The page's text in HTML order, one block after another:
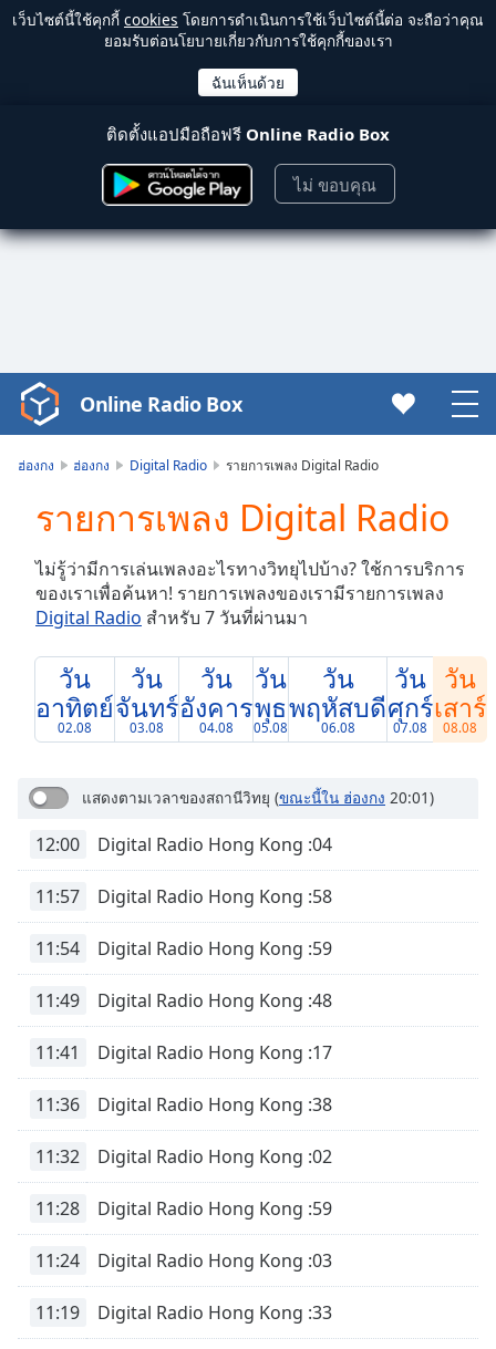
เว็บไซต์นี้ใช้คุกกี้ cookies โดยการดำเนินการใช้เว็บไซต์นี้ต่อ จะถือว่าคุณ
ยอมรับต่อนโยบายเกี่ยวกับการใช้คุกกี้ของเรา
ติดตั้งแอปมือถือฟรี Online Radio Box
ไม่ ขอบคุณ
Video
Player
Play
Video
Skip
Backward
Skip
Mute
Time0:00
Loaded:
0.00%
Stream
TypeLIVE
live,
LIVE
Remaining
Time-
Playback
Rate
Chapters
Chapters
descriptions
off,
selected
Online Radio Box
ฮ่องกง ฮ่องกง Digital Radio รายการเพลง Digital Radio
รายการเพลง Digital Radio
ไม่รู้ว่ามีการเล่นเพลงอะไรทางวิทยุไปบ้าง? ใช้การบริการ
ของเราเพื่อค้นหา! รายการเพลงของเรามีรายการเพลง
Digital Radio สำหรับ 7 วันที่ผ่านมา
วัน
อาทิตย์
02.08
วัน
จันทร์
03.08
วัน
อังคาร
04.08
วัน
พุธ
05.08
วัน
พฤหัสบดี
06.08
วัน
ศุกร์
07.08
วัน
เสาร์
08.08
แสดงตามเวลาของสถานีวิทยุ (ขณะนี้ใน ฮ่องกง 20:01)
12:00 Digital Radio Hong Kong :04
11:57 Digital Radio Hong Kong :58
11:54 Digital Radio Hong Kong :59
11:49 Digital Radio Hong Kong :48
11:41 Digital Radio Hong Kong :17
11:36 Digital Radio Hong Kong :38
11:32 Digital Radio Hong Kong :02
11:28 Digital Radio Hong Kong :59
11:24 Digital Radio Hong Kong :03
11:19 Digital Radio Hong Kong :33